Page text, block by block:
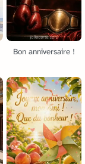
Bon anniversaire !